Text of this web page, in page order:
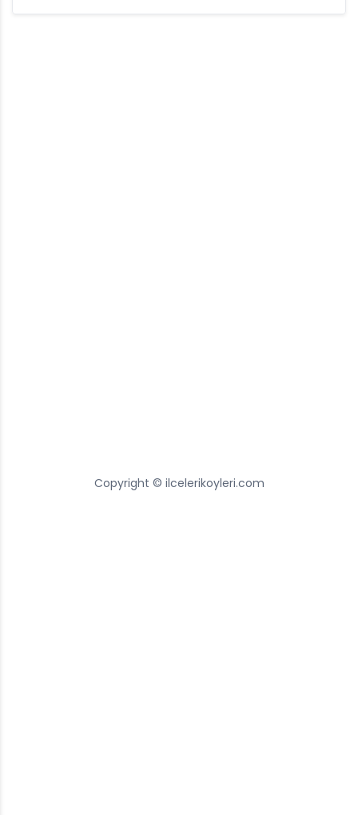
Copyright © ilcelerikoyleri.com